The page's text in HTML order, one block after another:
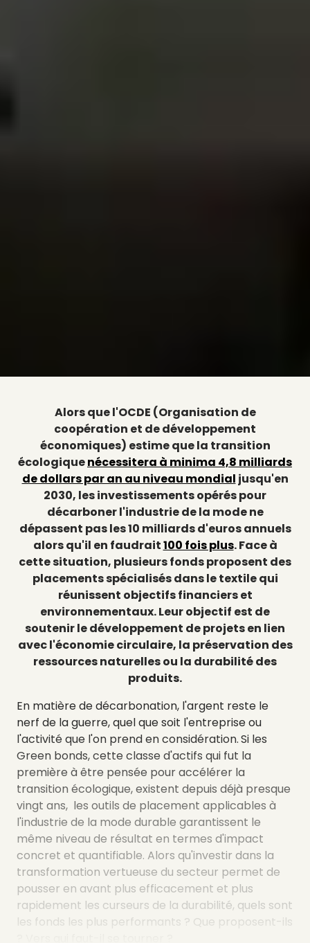
Alors que l'OCDE (Organisation de
coopération et de développement
économiques) estime que la transition
écologiquenécessitera à minima 4,8 milliards
de dollars par an au niveau mondial jusqu'en
2030, les investissements opérés pour
décarboner l'industrie de la mode ne
dépassent pas les 10 milliards d'euros annuels
alors qu'il en faudrait100 fois plus. Face à
cette situation, plusieurs fonds proposent des
placements spécialisés dans le textile qui
réunissent objectifs financiers et
environnementaux. Leur objectif est de
soutenir le développement de projets en lien
avec l'économie circulaire, la préservation des
ressources naturelles ou la durabilité des
produits.
En matière de décarbonation, l'argent reste le
nerf de la guerre, quel que soit l'entreprise ou
l'activité que l'on prend en considération.Si les
Green bonds, cette classe d'actifs qui fut la
première à être pensée pour accélérer la
transition écologique, existent depuis déjà presque
vingt ans, les outils de placement applicables à
l'industrie de la mode durable garantissent le
même niveau de résultat en termes d'impact
concret et quantifiable. Alors qu'investir dans la
transformation vertueuse du secteur permet de
pousser en avant plus efficacement et plus
rapidement les curseurs de la durabilité, quels sont
les fonds les plus performants ? Que proposent-ils